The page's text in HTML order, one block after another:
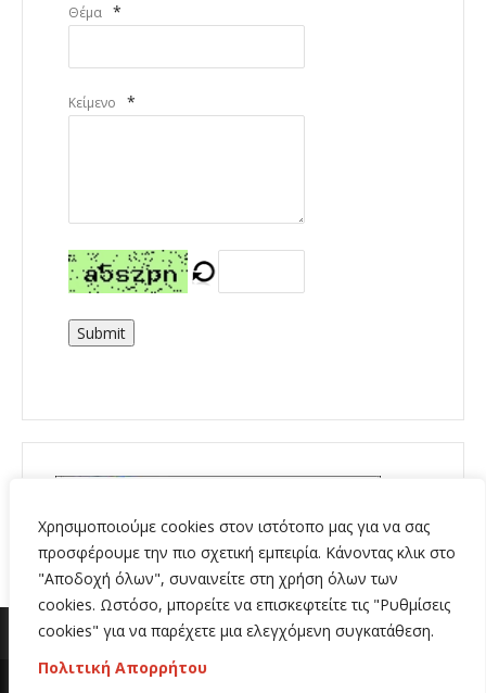
Χρησιμοποιούμε cookies στον ιστότοπο μας για να σας
προσφέρουμε την πιο σχετική εμπειρία. Κάνοντας κλικ στο
"Αποδοχή όλων", συναινείτε στη χρήση όλων των
cookies. Ωστόσο, μπορείτε να επισκεφτείτε τις "Ρυθμίσεις
cookies" για να παρέχετε μια ελεγχόμενη συγκατάθεση.
Πολιτική Απορρήτου
Θέμα *
Κείμενο *
Submit